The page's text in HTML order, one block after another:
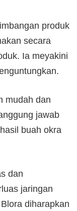
produk
secara
Ia meyakini
mudah dan
jawab
buah okra
dan
jaringan
diharapkan